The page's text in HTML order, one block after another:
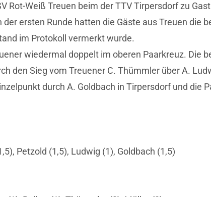
Rot-Weiß Treuen beim der TTV Tirpersdorf zu
ersten Runde hatten die Gäste aus Treuen die
im Protokoll vermerkt wurde.
wiedermal doppelt im oberen Paarkreuz. Die
den Sieg vom Treuener C. Thümmler über A.
durch A. Goldbach in Tirpersdorf und die
Petzold (1,5), Ludwig (1), Goldbach (1,5)